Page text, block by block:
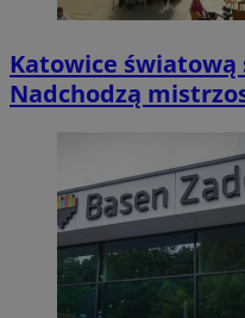
Katowice
Nadchodzą